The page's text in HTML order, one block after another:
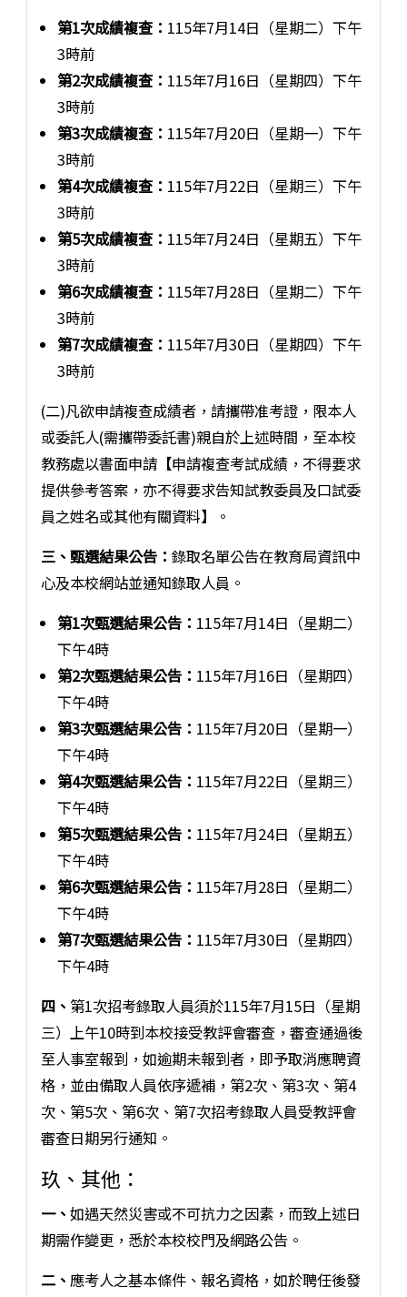
第1次成績複查： 115年7月14日（星期二）下午
3時前
第2次成績複查： 115年7月16日（星期四）下午
3時前
第3次成績複查： 115年7月20日（星期一）下午
3時前
第4次成績複查： 115年7月22日（星期三）下午
3時前
第5次成績複查： 115年7月24日（星期五）下午
3時前
第6次成績複查： 115年7月28日（星期二）下午
3時前
第7次成績複查： 115年7月30日（星期四）下午
3時前
(二)凡欲申請複查成績者，請攜帶准考證，限本人
或委託人(需攜帶委託書)親自於上述時間，至本校
教務處以書面申請【申請複查考試成績，不得要求
提供參考答案，亦不得要求告知試教委員及口試委
員之姓名或其他有關資料】。
三、甄選結果公告： 錄取名單公告在教育局資訊中
心及本校網站並通知錄取人員。
第1次甄選結果公告： 115年7月14日（星期二）
下午4時
第2次甄選結果公告： 115年7月16日（星期四）
下午4時
第3次甄選結果公告： 115年7月20日（星期一）
下午4時
第4次甄選結果公告： 115年7月22日（星期三）
下午4時
第5次甄選結果公告： 115年7月24日（星期五）
下午4時
第6次甄選結果公告： 115年7月28日（星期二）
下午4時
第7次甄選結果公告： 115年7月30日（星期四）
下午4時
四、 第1次招考錄取人員須於115年7月15日（星期
三）上午10時到本校接受教評會審查，審查通過後
至人事室報到，如逾期未報到者，即予取消應聘資
格，並由備取人員依序遞補，第2次、第3次、第4
次、第5次、第6次、第7次招考錄取人員受教評會
審查日期另行通知。
玖、其他：
一、 如遇天然災害或不可抗力之因素，而致上述日
期需作變更，悉於本校校門及網路公告。
二、 應考人之基本條件、報名資格，如於聘任後發